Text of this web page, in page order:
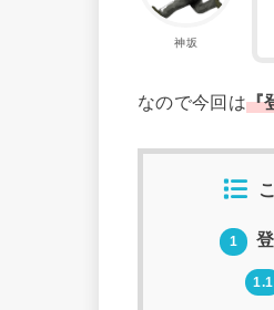
神坂
なので今回は『
1
1.1